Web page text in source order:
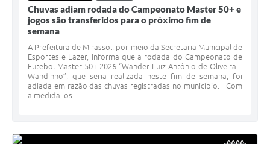
Chuvas adiam rodada do Campeonato Master 50+ e
jogos são transferidos para o próximo fim de
semana
A Prefeitura de Mirassol, por meio da Secretaria Municipal de
Esportes e Lazer, informa que a rodada do Campeonato de
Futebol Master 50+ 2026 “Wander Luiz Antônio de Oliveira –
Wandinho”, que seria realizada neste fim de semana, foi
adiada em razão das chuvas registradas no município. Com
a medida, os...